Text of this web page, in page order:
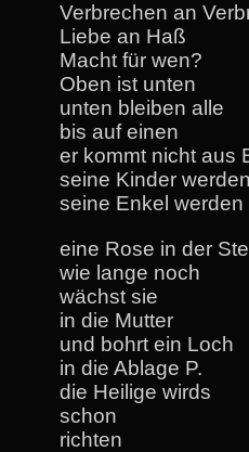
Verbrechen an
Liebe an Haß
Macht für wen?
Oben ist unten
unten bleiben alle
bis auf einen
er kommt nicht aus
seine Kinder
seine Enkel werden
eine Rose in der
wie lange noch
wächst sie
in die Mutter
und bohrt ein Loch
in die Ablage P.
die Heilige wirds
schon
richten